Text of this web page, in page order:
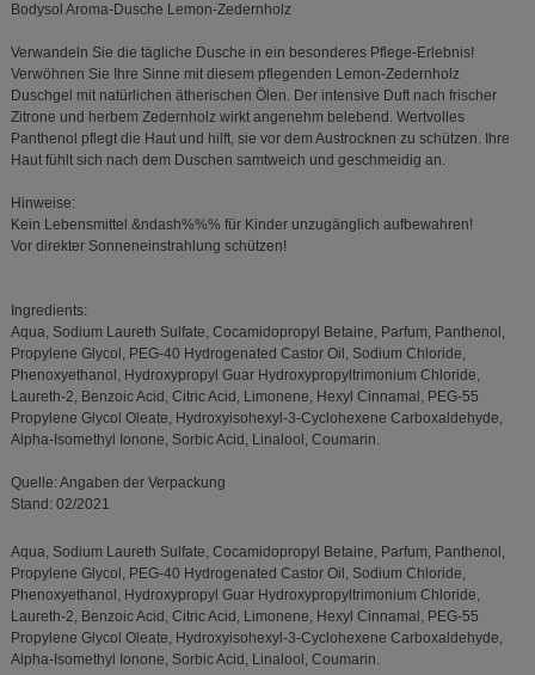
Bodysol Aroma-Dusche Lemon-Zedernholz
Verwandeln Sie die tägliche Dusche in ein besonderes Pflege-Erlebnis!
Verwöhnen Sie Ihre Sinne mit diesem pflegenden Lemon-Zedernholz
Duschgel mit natürlichen ätherischen Ölen. Der intensive Duft nach frischer
Zitrone und herbem Zedernholz wirkt angenehm belebend. Wertvolles
Panthenol pflegt die Haut und hilft, sie vor dem Austrocknen zu schützen. Ihre
Haut fühlt sich nach dem Duschen samtweich und geschmeidig an.
Hinweise:
Kein Lebensmittel &ndash%%% für Kinder unzugänglich aufbewahren!
Vor direkter Sonneneinstrahlung schützen!
Ingredients:
Aqua, Sodium Laureth Sulfate, Cocamidopropyl Betaine, Parfum, Panthenol,
Propylene Glycol, PEG-40 Hydrogenated Castor Oil, Sodium Chloride,
Phenoxyethanol, Hydroxypropyl Guar Hydroxypropyltrimonium Chloride,
Laureth-2, Benzoic Acid, Citric Acid, Limonene, Hexyl Cinnamal, PEG-55
Propylene Glycol Oleate, Hydroxyisohexyl-3-Cyclohexene Carboxaldehyde,
Alpha-Isomethyl Ionone, Sorbic Acid, Linalool, Coumarin.
Quelle: Angaben der Verpackung
Stand: 02/2021
Aqua, Sodium Laureth Sulfate, Cocamidopropyl Betaine, Parfum, Panthenol,
Propylene Glycol, PEG-40 Hydrogenated Castor Oil, Sodium Chloride,
Phenoxyethanol, Hydroxypropyl Guar Hydroxypropyltrimonium Chloride,
Laureth-2, Benzoic Acid, Citric Acid, Limonene, Hexyl Cinnamal, PEG-55
Propylene Glycol Oleate, Hydroxyisohexyl-3-Cyclohexene Carboxaldehyde,
Alpha-Isomethyl Ionone, Sorbic Acid, Linalool, Coumarin.